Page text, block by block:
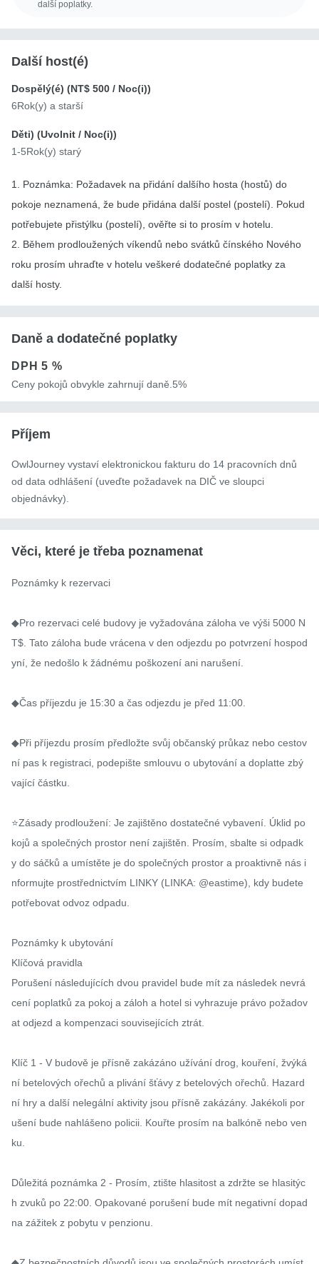
další poplatky.
Další host(é)
Dospělý(é) (NT$ 500 / Noc(i))
6Rok(y) a starší
Děti) (Uvolnit / Noc(i))
1-5Rok(y) starý
1. Poznámka: Požadavek na přidání dalšího hosta (hostů) do
pokoje neznamená, že bude přidána další postel (postelí). Pokud
potřebujete přistýlku (postelí), ověřte si to prosím v hotelu.
2. Během prodloužených víkendů nebo svátků čínského Nového
roku prosím uhraďte v hotelu veškeré dodatečné poplatky za
další hosty.
Daně a dodatečné poplatky
DPH5 %
Ceny pokojů obvykle zahrnují daně.5%
Příjem
OwlJourney vystaví elektronickou fakturu do 14 pracovních dnů
od data odhlášení (uveďte požadavek na DIČ ve sloupci
objednávky).
Věci, které je třeba poznamenat
Poznámky k rezervaci
◆Pro rezervaci celé budovy je vyžadována záloha ve výši 5000 N
T$. Tato záloha bude vrácena v den odjezdu po potvrzení hospod
yní, že nedošlo k žádnému poškození ani narušení.
◆Čas příjezdu je 15:30 a čas odjezdu je před 11:00.
◆Při příjezdu prosím předložte svůj občanský průkaz nebo cestov
ní pas k registraci, podepište smlouvu o ubytování a doplatte zbý
vající částku.
⭐️Zásady prodloužení: Je zajištěno dostatečné vybavení. Úklid po
kojů a společných prostor není zajištěn. Prosím, sbalte si odpadk
y do sáčků a umístěte je do společných prostor a proaktivně nás i
nformujte prostřednictvím LINKY (LINKA: @eastime), kdy budete
potřebovat odvoz odpadu.
Poznámky k ubytování
Klíčová pravidla
Porušení následujících dvou pravidel bude mít za následek nevrá
cení poplatků za pokoj a záloh a hotel si vyhrazuje právo požadov
at odjezd a kompenzaci souvisejících ztrát.
Klíč 1 - V budově je přísně zakázáno užívání drog, kouření, žvýká
ní betelových ořechů a plivání šťávy z betelových ořechů. Hazard
ní hry a další nelegální aktivity jsou přísně zakázány. Jakékoli por
ušení bude nahlášeno policii. Kouřte prosím na balkóně nebo ven
ku.
Důležitá poznámka 2 - Prosím, ztište hlasitost a zdržte se hlasitýc
h zvuků po 22:00. Opakované porušení bude mít negativní dopad
na zážitek z pobytu v penzionu.